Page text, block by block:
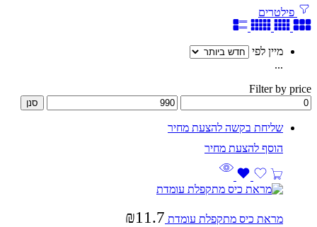
פילטרים
מיין לפי
...
Filter by price
סנן
שליחת בקשה להצעת מחיר
מראת כיס מתקפלת עומדת ₪11.7